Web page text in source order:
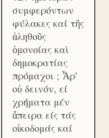
συμφερόντων
φύλακες καί τῆς
ἀληθοῦς
ὁμονοίας καὶ
δημοκρατίας
πρόμαχοι ; Ἆρ'
οὐ δεινόν, εί
χρήματα μέν
ἄπειρα είς τάς
οἰκοδομάς καί